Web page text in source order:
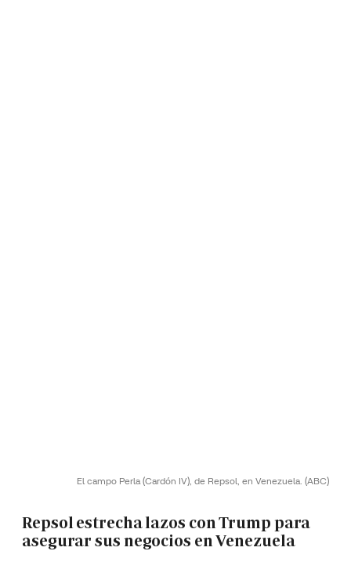
El campo Perla (Cardón IV), de Repsol, en Venezuela. (ABC)
Repsol estrecha lazos con Trump para
asegurar sus negocios en Venezuela